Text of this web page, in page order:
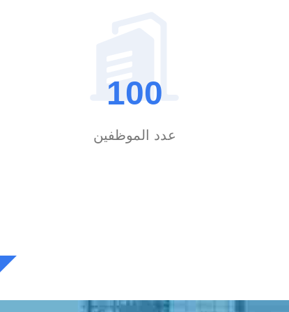
100
عدد الموظفين